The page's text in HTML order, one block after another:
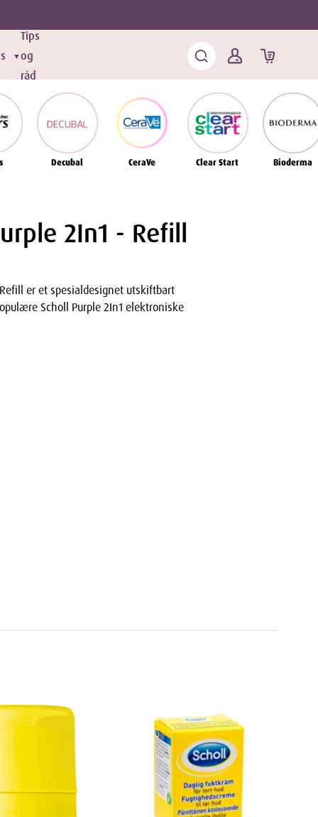
▼
Tips
og
råd
Decubal CeraVe Clear Start Bioderma
2In1 - Refill
er et spesialdesignet utskiftbart
Scholl Purple 2In1 elektroniske